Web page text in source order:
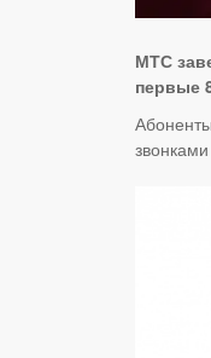
МТС
первые